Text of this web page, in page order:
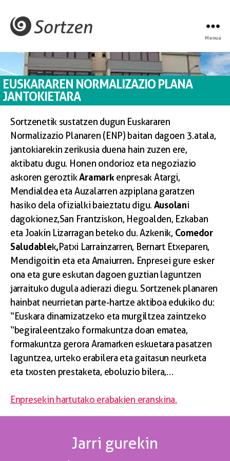
Menua
EUSKARAREN NORMALIZAZIO PLANA
JANTOKIETARA
Sortzenetik sustatzen dugun Euskararen
Normalizazio Planaren (ENP) baitan dagoen 3.atala,
jantokiarekin zerikusia duena hain zuzen ere,
aktibatu dugu. Honen ondorioz eta negoziazio
askoren geroztikAramark enpresak Atargi,
Mendialdea eta Auzalarren azpiplana garatzen
hasiko dela ofizialki baieztatu digu. Ausolani
dagokionez, San Frantziskon, Hegoalden, Ezkaban
eta Joakin Lizarragan beteko du. Azkenik, Comedor
Saludablek,Patxi Larrainzarren, Bernart Etxeparen,
Mendigoitin eta eta Amaiurren. Enpresei gure esker
ona eta gure eskutan dagoen guztian laguntzen
jarraituko dugula adierazi diegu. Sortzenek planaren
hainbat neurrietan parte-hartze aktiboa edukiko du:
“Euskara dinamizatzeko eta murgiltzea zaintzeko
“begiraleentzako formakuntza doan ematea,
formakuntza gerora Aramarken eskuetara pasatzen
laguntzea, urteko erabilera eta gaitasun neurketa
eta txosten prestaketa, eboluzio bilera,…
Enpresekin hartutako erabakien eranskina.
Jarri gurekin